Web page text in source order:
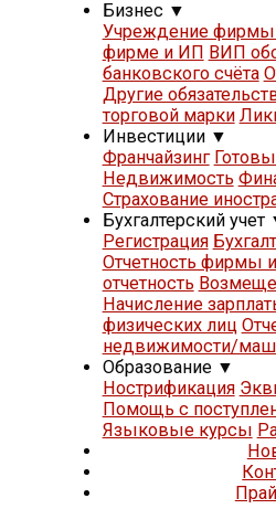
Бизнес ▼
Учреждение
фирме и ИП ВИП
банковского счёта
Другие
торговой марки
Инвестиции ▼
Франчайзинг
Недвижимость
Страхование
Бухгалтерский учет
Регистрация
Отчетность фирмы
отчетность
Начисление
физических лиц
недвижимости/
Образование ▼
Нострификация
Помощь с
Языковые курсы